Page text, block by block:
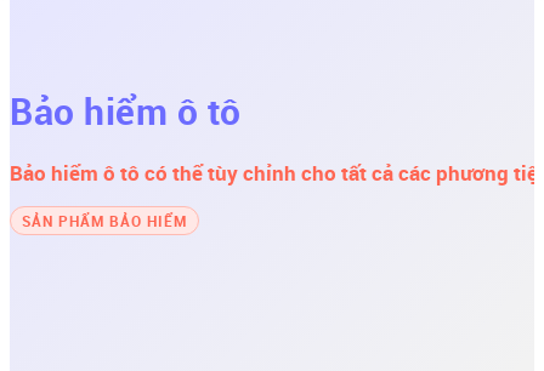
Bảo hiểm ô tô
Bảo hiểm ô tô có thể tùy chỉnh cho tất cả các phương
SẢN PHẨM BẢO HIỂM